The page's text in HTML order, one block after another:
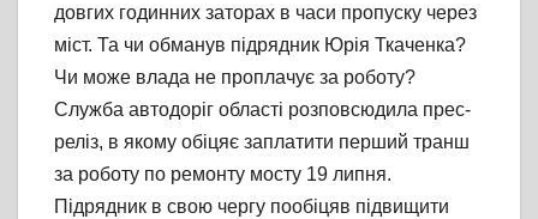
довгих годинних заторах в часи пропуску через
міст. Та чи обманув підрядник Юрія Ткаченка?
Чи може влада не проплачує за роботу?
Служба автодоріг області розповсюдила прес-
реліз, в якому обіцяє заплатити перший транш
за роботу по ремонту мосту 19 липня.
Підрядник в свою чергу пообіцяв підвищити